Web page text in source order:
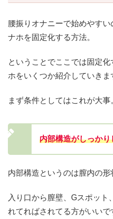
腰振りオナニーで始めやす
ナホを固定化する方法。
ということでここでは固定
ホをいくつか紹介していきま
まず条件としてはこれが大事
内部構造がしっかり
内部構造というのは膣内の形
入り口から膣壁、Gスポット
れてればされてる方がいいで